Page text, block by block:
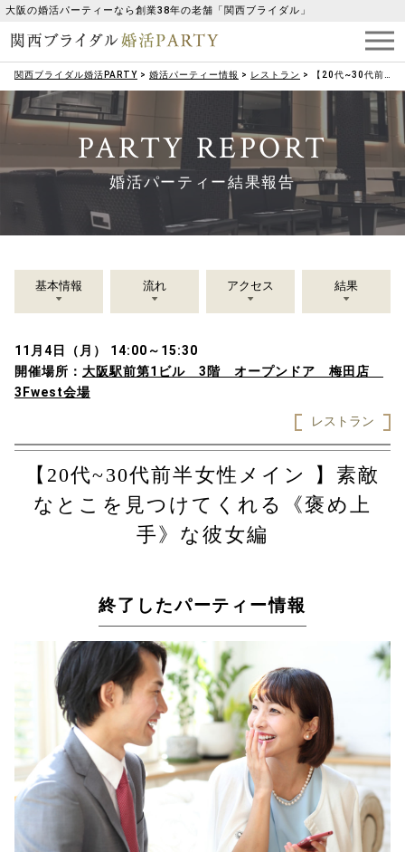
大阪の婚活パーティーなら創業38年の老舗「関西ブライダル」
関西ブライダル婚活PARTY > 婚活パーティー情報 > レストラン > 【20代~30代前半女性メイン 】素敵なとこを見つけてくれる《褒め上手》な彼女編
PARTY REPORT
婚活パーティー結果報告
基本情報 流れ アクセス 結果
11月4日（月） 14:00～15:30
開催場所： 大阪駅前第1ビル 3階 オープンドア 梅田店
3Fwest会場
レストラン
【20代~30代前半女性メイン 】素敵
なとこを見つけてくれる《褒め上
手》な彼女編
終了したパーティー情報